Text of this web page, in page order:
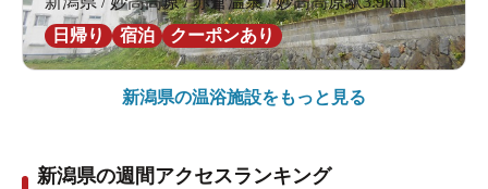
日帰り
宿泊 クーポンあり
新潟県の温浴施設をもっと見る
新潟県の週間アクセスランキング